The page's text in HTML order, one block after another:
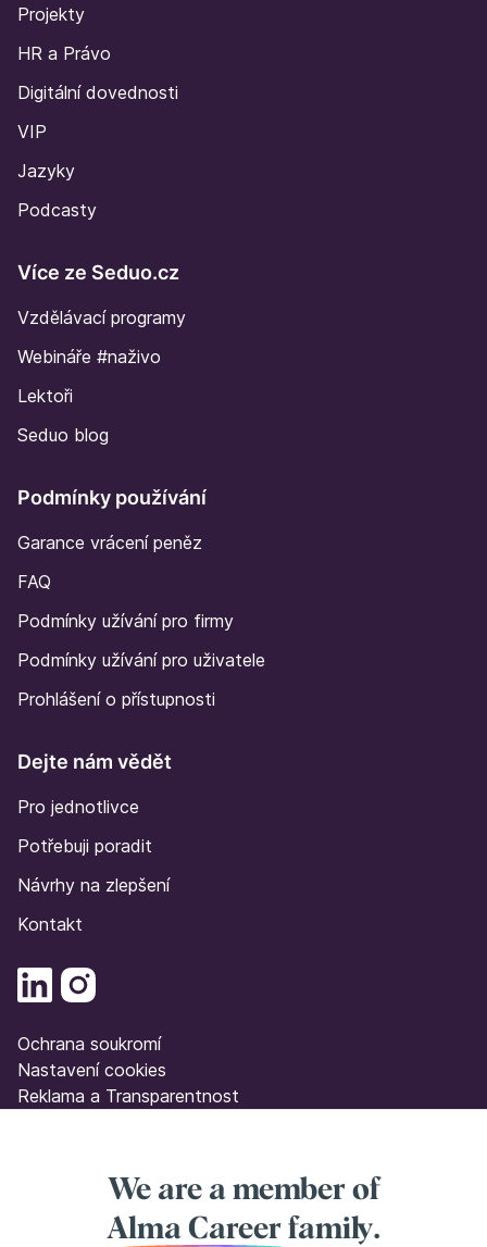
Projekty
HR a Právo
Digitální dovednosti
VIP
Jazyky
Podcasty
Více ze Seduo.cz
Vzdělávací programy
Webináře #naživo
Lektoři
Seduo blog
Podmínky používání
Garance vrácení peněz
FAQ
Podmínky užívání pro firmy
Podmínky užívání pro uživatele
Prohlášení o přístupnosti
Dejte nám vědět
Pro jednotlivce
Potřebuji poradit
Návrhy na zlepšení
Kontakt
Ochrana soukromí
Nastavení cookies
Reklama a Transparentnost
We are a member of
Alma Career family.